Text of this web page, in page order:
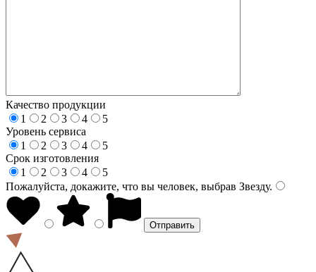
Качество продукции
1
2 3 4
5
Уровень сервиса
1
2 3 4
5
Срок изготовления
1
2 3 4
5
Пожалуйста, докажите, что вы человек, выбрав Звезду.